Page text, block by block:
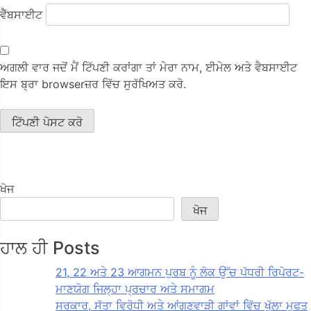
ਵੈੱਬਸਾਈਟ
ਅਗਲੀ ਵਾਰ ਜਦੋਂ ਮੈਂ ਟਿੱਪਣੀ ਕਰਾਂਗਾ ਤਾਂ ਮੇਰਾ ਨਾਮ, ਈਮੇਲ ਅਤੇ ਵੈਬਸਾਈਟ
ਇਸ ਬ੍ਰਾ browserਜ਼ਰ ਵਿੱਚ ਸੁਰੱਖਿਅਤ ਕਰੋ.
ਖੋਜ
ਖੋਜ
ਹਾਲ ਹੀ Posts
21, 22 ਅਤੇ 23 ਆਗਮਨ ਪੁਰਬ ਨੂੰ ਲੋਕ ਉੱਚ ਪੱਧਰੀ ਰਿਪੋਰਟ-
ਮਾਣਯੋਗ ਜਿਲ੍ਹਾ ਪ੍ਰਚਾਰ ਅਤੇ ਸਮਾਗਮ
ਸਰਕਾਰ, ਸੱਤਾ ਵਿਰੋਧੀ ਅਤੇ ਆਂਗਣਵਾੜੀ ਗਾਂਵਾਂ ਵਿੱਚ ਖੁੱਲਾ ਮੁਫਤ